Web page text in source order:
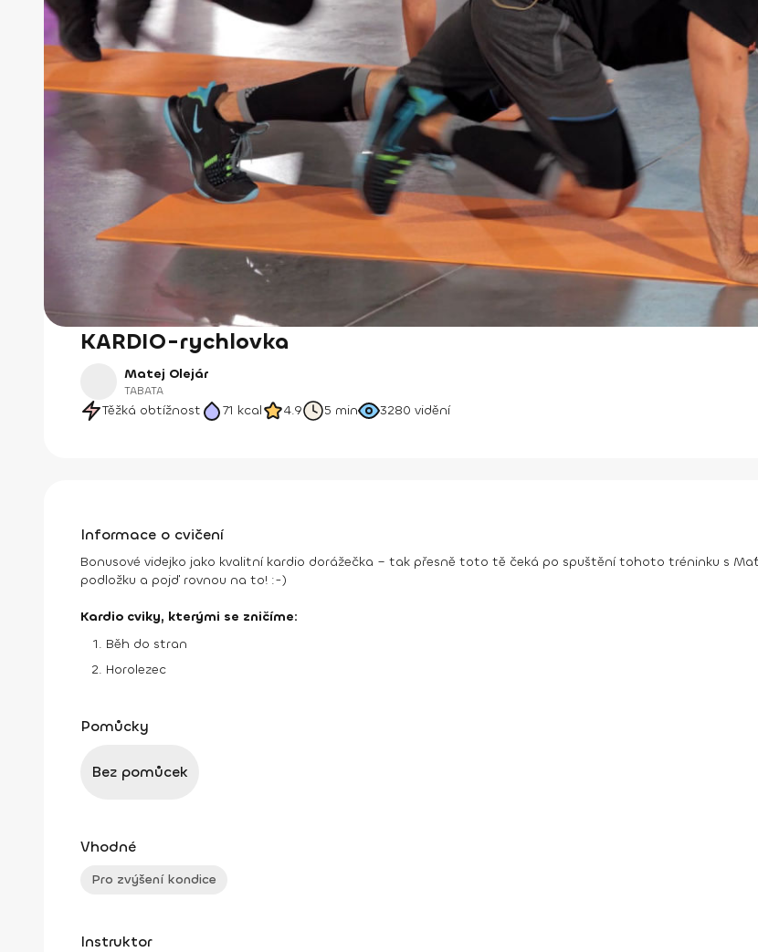
KARDIO-rychlovka
Matej Olejár
TABATA
Těžká obtížnost 71 kcal 4.9 5 min 3280 vidění
Informace o cvičení
Bonusové videjko jako kvalitní kardio dorážečka – tak přesně toto tě čeká po spuštění tohoto tréninku s
podložku a pojď rovnou na to! :-)
Kardio cviky, kterými se zničíme:
Běh do stran
Horolezec
Pomůcky
Bez pomůcek
Vhodné
Pro zvýšení kondice
Instruktor